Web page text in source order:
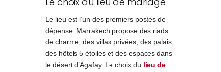
Le lieu est l’un des premiers postes de
dépense. Marrakech propose des riads
de charme, des villas privées, des palais,
des hôtels 5 étoiles et des espaces dans
le désert d’Agafay. Le choix du lieu de